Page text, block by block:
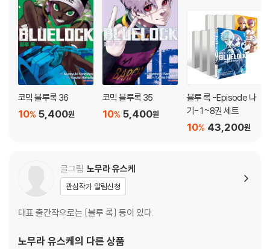
코믹 블루록 36
5,400원
10%
코믹 블루록 35
5,400원
10%
블루 록 -Episode 나
기- 1~8권 세트
43,200원
10%
글그림 노무라 유스케
관심작가 알림신청
대표 출간작으로는 [블루 록] 등이 있다.
노무라 유스케의 다른 상품